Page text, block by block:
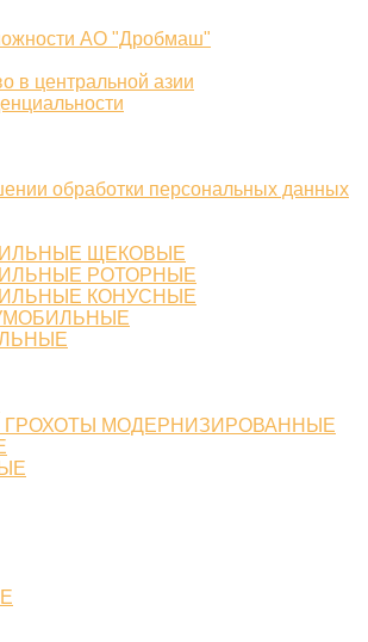
АО "Дробмаш"
в центральной азии
обработки персональных данных
ЩЕКОВЫЕ
РОТОРНЫЕ
КОНУСНЫЕ
МОДЕРНИЗИРОВАННЫЕ